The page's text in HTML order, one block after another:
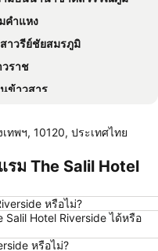
คำแหง
าวรีย์ชัยสมรภูมิ
วราช
ข้าวสาร
มพารากอน
นีรถไฟหัวลำโพง
อส หมอชิต
อส พญาไท
ทพฯ, 10120, ประเทศไทย
รม The Salil Hotel
หรือไม่?
Hotel Riverside ได้หรือ
หรือไม่?